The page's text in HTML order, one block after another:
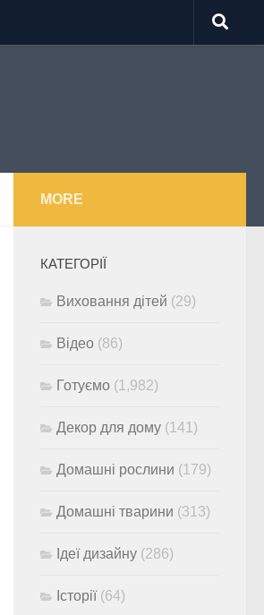
MORE
КАТЕГОРІЇ
Виховання дітей (29)
Відео (86)
Готуємо (1,982)
Декор для дому (141)
Домашні рослини (179)
Домашні тварини (313)
Ідеї дизайну (286)
Історії(64)